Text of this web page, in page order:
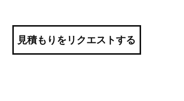
見積もりをリクエストする